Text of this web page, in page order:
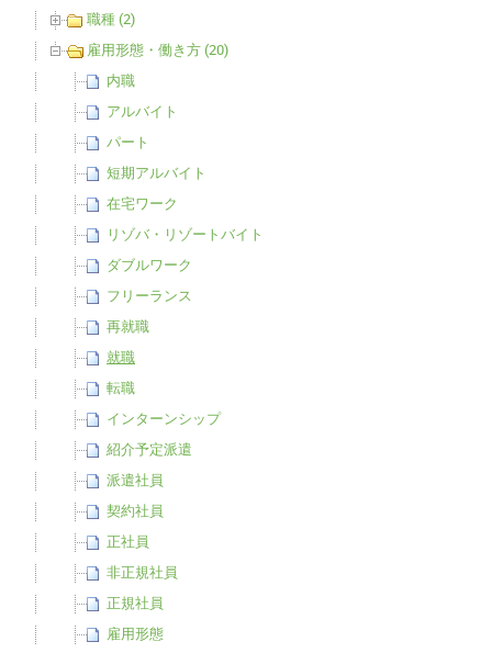
職種 (2)
雇用形態・働き方 (20)
内職
アルバイト
パート
短期アルバイト
在宅ワーク
リゾバ・リゾートバイト
ダブルワーク
フリーランス
再就職
就職
転職
インターンシップ
紹介予定派遣
派遣社員
契約社員
正社員
非正規社員
正規社員
雇用形態